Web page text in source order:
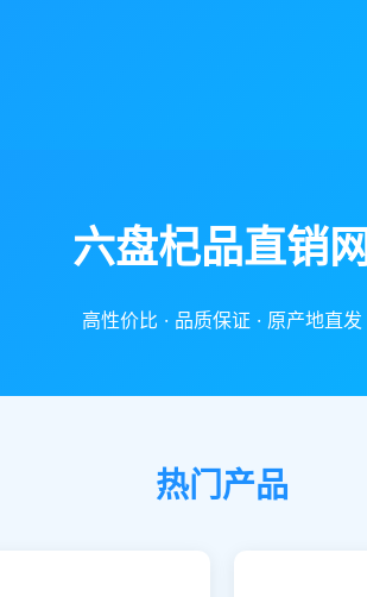
六盘杞品直销网
高性价比 · 品质保证 · 原产地直发
热门产品